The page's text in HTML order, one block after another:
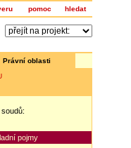
pomoc hledat
Právní oblasti
pojmy